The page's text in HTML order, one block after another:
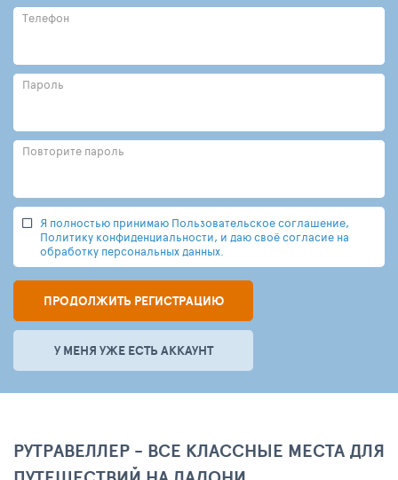
Телефон
Пароль
Повторите пароль
Я полностью принимаю Пользовательское соглашение,
Политику конфиденциальности, и даю своё согласие на
обработку персональных данных.
ПРОДОЛЖИТЬ РЕГИСТРАЦИЮ
У МЕНЯ УЖЕ ЕСТЬ АККАУНТ
РУТРАВЕЛЛЕР - ВСЕ КЛАССНЫЕ МЕСТА ДЛЯ